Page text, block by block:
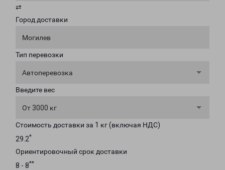
⇄
Город доставки
Могилев
Тип перевозки
Автоперевозка
Введите вес
От 3000 кг
Стоимость доставки за 1 кг (включая НДС)
29.2*
Ориентировочный срок доставки
8 - 8**